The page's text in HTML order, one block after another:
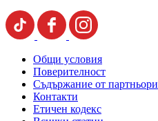
Общи условия
Поверителност
Съдържание от партньори
Контакти
Етичен кодекс